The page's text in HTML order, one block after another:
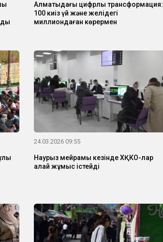
Алматыдағы цифрлық трансформация:
100 киіз үй және желідегі
миллиондаған көрермен
24.03.2026 09:55
Наурыз мейрамы кезінде ХҚКО-лар
қалай жұмыс істейді